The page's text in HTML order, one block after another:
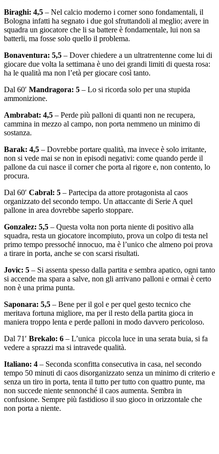
Biraghi: 4,5 – Nel calcio moderno i corner sono fondamentali, il
Bologna infatti ha segnato i due gol sfruttandoli al meglio; avere in
squadra un giocatore che li sa battere è fondamentale, lui non sa
batterli, ma fosse solo quello il problema.
Bonaventura: 5,5 – Dover chiedere a un ultratrentenne come lui di
giocare due volta la settimana è uno dei grandi limiti di questa rosa:
ha le qualità ma non l’età per giocare così tanto.
Dal 60′ Mandragora: 5 – Lo si ricorda solo per una stupida
ammonizione.
Ambrabat: 4,5 – Perde più palloni di quanti non ne recupera,
cammina in mezzo al campo, non porta nemmeno un minimo di
sostanza.
Barak: 4,5 – Dovrebbe portare qualità, ma invece è solo irritante,
non si vede mai se non in episodi negativi: come quando perde il
pallone da cui nasce il corner che porta al rigore e, non contento, lo
procura.
Dal 60′ Cabral: 5 – Partecipa da attore protagonista al caos
organizzato del secondo tempo. Un attaccante di Serie A quel
pallone in area dovrebbe saperlo stoppare.
Gonzalez: 5,5 – Questa volta non porta niente di positivo alla
squadra, resta un giocatore incompiuto, prova un colpo di testa nel
primo tempo pressoché innocuo, ma è l’unico che almeno poi prova
a tirare in porta, anche se con scarsi risultati.
Jovic: 5 – Si assenta spesso dalla partita e sembra apatico, ogni tanto
si accende ma spara a salve, non gli arrivano palloni e ormai è certo
non è una prima punta.
Saponara: 5,5 – Bene per il gol e per quel gesto tecnico che
meritava fortuna migliore, ma per il resto della partita gioca in
maniera troppo lenta e perde palloni in modo davvero pericoloso.
Dal 71′ Brekalo: 6 – L’unica piccola luce in una serata buia, si fa
vedere a sprazzi ma si intravede qualità.
Italiano: 4 – Seconda sconfitta consecutiva in casa, nel secondo
tempo 50 minuti di caos disorganizzato senza un minimo di criterio e
senza un tiro in porta, tenta il tutto per tutto con quattro punte, ma
non succede niente sennonché il caos aumenta. Sembra in
confusione. Sempre più fastidioso il suo gioco in orizzontale che
non porta a niente.